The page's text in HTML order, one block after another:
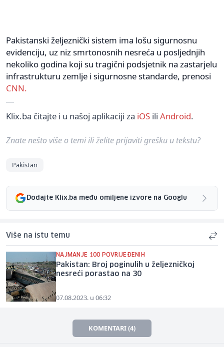
Pakistanski željeznički sistem ima lošu sigurnosnu
evidenciju, uz niz smrtonosnih nesreća u posljednjih
nekoliko godina koji su tragični podsjetnik na zastarjelu
infrastrukturu zemlje i sigurnosne standarde, prenosi
CNN.
Klix.ba čitajte i u našoj aplikaciji za iOS ili Android.
Znate nešto više o temi ili želite prijaviti grešku u tekstu?
Pakistan
Dodajte Klix.ba među omiljene izvore na Googlu
Više na istu temu
NAJMANJE 100 POVRIJEĐENIH
Pakistan: Broj poginulih u željezničkoj
nesreći porastao na 30
07.08.2023. u 06:32
KOMENTARI (4)